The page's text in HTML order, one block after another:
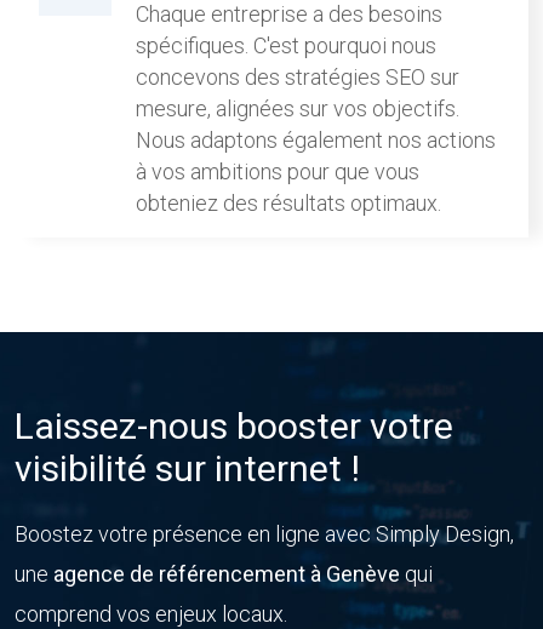
Chaque entreprise a des besoins
spécifiques. C'est pourquoi nous
concevons des stratégies SEO sur
mesure, alignées sur vos objectifs.
Nous adaptons également nos actions
à vos ambitions pour que vous
obteniez des résultats optimaux.
Laissez-nous booster votre
visibilité sur internet !
Boostez votre présence en ligne avec Simply Design,
une agence de référencement à Genève qui
comprend vos enjeux locaux.